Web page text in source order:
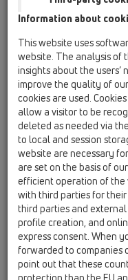
Dudak
14
Aksanlar /
Taşma
için
14
Aksanlar /
Taşma
14
Aksanlar /
Dudak
14
Information about
This website uses
website. The analysis of
insights about the
improve the quality of
cookies are used.
allow a visitor to be
deleted as needed via
to local and session
website are necessary
are set on the basis of
efficient operation of the
with third parties for their
third parties and
profile creation, and
express consent. When
forwarded to companies
point out that these